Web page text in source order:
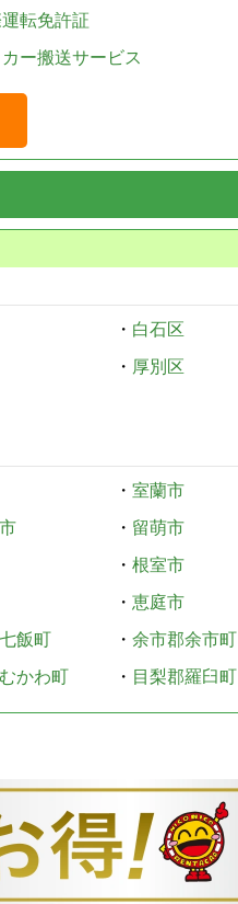
転免許証
ー搬送サービス
・ 白石区
・ 厚別区
・ 室蘭市
・ 留萌市
・ 根室市
・ 恵庭市
飯町 ・ 余市郡余市町
かわ町 ・ 目梨郡羅臼町